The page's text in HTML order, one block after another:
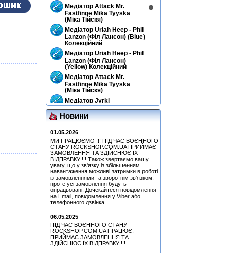
Медіатор Attack Mr.
Fastfinge Mika Tyyska
(Міка Тійскя)
Медіатор Uriah Heep - Phil
Lanzon (Філ Лансон) (Blue)
Колекційний
Медіатор Uriah Heep - Phil
Lanzon (Філ Лансон)
(Yellow) Колекційний
Медіатор Attack Mr.
Fastfinge Mika Tyyska
(Міка Тійскя)
Медіатор Jyrki
Медіатор Accept Uwe Lulis
Медіатор Uriah Heep - Phil
Lanzon (Філ Лансон) (Blue)
Колекційний
Медіатор Uriah Heep - Phil
Lanzon (Філ Лансон)
(Yellow) Колекційний
Медіатор Uriah Heep - Phil
Lanzon (Філ Лансон) (Red)
Колекційний
Медіатор Uriah Heep - Phil
(Green) Колекційний
Медіатор Burning Dwarf
Attack Mr. Fastfinge Mika
Tyyska (Міка Тійскя)
Новини
01.05.2026
МИ ПРАЦЮЄМО !!! ПІД ЧАС ВОЄННОГО
СТАНУ ROCKSHOP.COM.UA ПРИЙМАЄ
ЗАМОВЛЕННЯ ТА ЗДІЙСНЮЄ ЇХ
ВІДПРАВКУ !!! Також звертаємо вашу
увагу, що у зв'язку із збільшенням
навантаження можливі затримки в роботі
із замовленнями та зворотнім зв'язком,
проте усі замовлення будуть
опрацьовані. Дочекайтеся повідомлення
на Email, повідомлення у Viber або
телефонного дзвінка.
06.05.2025
ПІД ЧАС ВОЄННОГО СТАНУ
ROCKSHOP.COM.UA ПРАЦЮЄ,
ПРИЙМАЄ ЗАМОВЛЕННЯ ТА
ЗДІЙСНЮЄ ЇХ ВІДПРАВКУ !!!